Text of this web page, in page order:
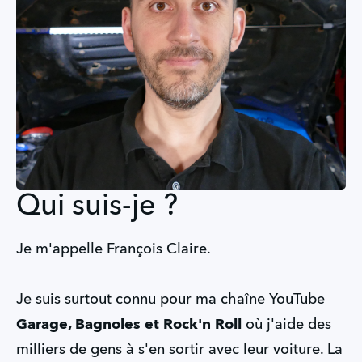
Qui suis-je ?
Je m'appelle François Claire.
Garage, Bagnoles et Rock'n Roll
où j'aide des
milliers de gens à s'en sortir avec leur voiture. La